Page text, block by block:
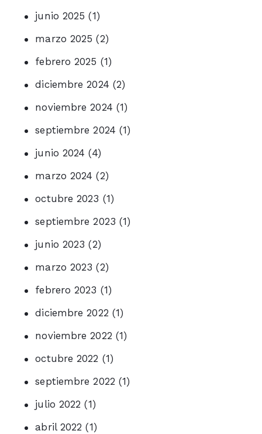
junio 2025 (1)
marzo 2025 (2)
febrero 2025 (1)
diciembre 2024 (2)
noviembre 2024 (1)
septiembre 2024 (1)
junio 2024 (4)
marzo 2024 (2)
octubre 2023 (1)
septiembre 2023 (1)
junio 2023 (2)
marzo 2023 (2)
febrero 2023 (1)
diciembre 2022 (1)
noviembre 2022 (1)
octubre 2022 (1)
septiembre 2022 (1)
julio 2022 (1)
abril 2022 (1)